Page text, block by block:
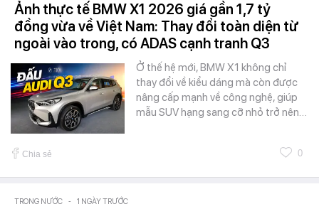
Ảnh thực tế BMW X1 2026 giá gần 1,7 tỷ
đồng vừa về Việt Nam: Thay đổi toàn diện từ
ngoài vào trong, có ADAS cạnh tranh Q3
Ở thế hệ mới, BMW X1 không chỉ
thay đổi về kiểu dáng mà còn được
nâng cấp mạnh về công nghệ, giúp
mẫu SUV hạng sang cỡ nhỏ trở nên…
Chia sẻ 0
TRONG NƯỚC - 1 NGÀY TRƯỚC